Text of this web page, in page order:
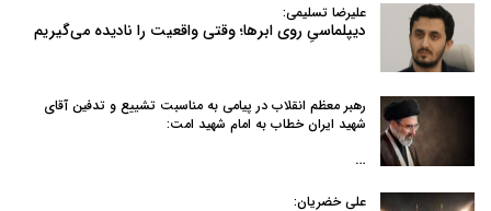
علیرضا تسلیمی:
دیپلماسیِ روی ابرها؛ وقتی واقعیت را نادیده می‌گیریم
رهبر معظم انقلاب در پیامی به‌ مناسبت تشییع و تدفین آقای
شهید ایران خطاب به امام شهید امت:
…
علی خضریان: